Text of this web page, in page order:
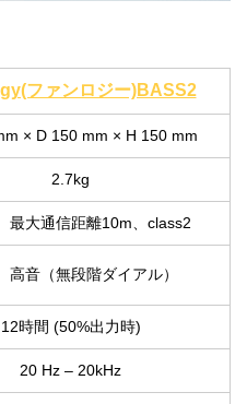
ファンロジー)BASS2
× D 150 mm × H 150 mm
2.7kg
最大通信距離10m、class2
高音（無段階ダイアル）
12時間 (50%出力時)
20 Hz – 20kHz